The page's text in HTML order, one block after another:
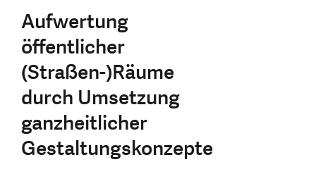
Aufwertung
öffentlicher
(Straßen-)Räume
durch Umsetzung
ganzheitlicher
Gestaltungskonzepte